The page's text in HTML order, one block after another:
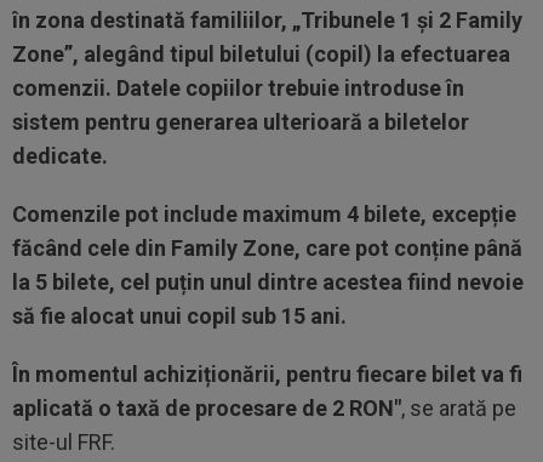
în zona destinată familiilor, „Tribunele 1 și 2 Family
Zone”, alegând tipul biletului (copil) la efectuarea
comenzii. Datele copiilor trebuie introduse în
sistem pentru generarea ulterioară a biletelor
dedicate.
Comenzile pot include maximum 4 bilete, excepție
făcând cele din Family Zone, care pot conține până
la 5 bilete, cel puțin unul dintre acestea fiind nevoie
să fie alocat unui copil sub 15 ani.
În momentul achiziționării, pentru fiecare bilet va fi
aplicată o taxă de procesare de 2 RON", se arată pe
site-ul FRF.